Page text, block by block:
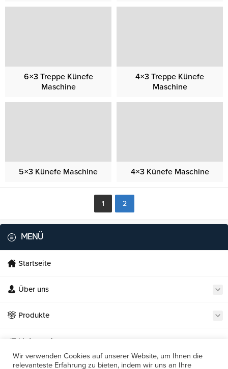
6×3 Treppe Künefe
Maschine
4×3 Treppe Künefe
Maschine
5×3 Künefe Maschine 4×3 Künefe Maschine
1 2
MENÜ
Startseite
Über uns
Produkte
Lieferservice
Unsere Restaurants
Wir verwenden Cookies auf unserer Website, um Ihnen die
relevanteste Erfahrung zu bieten, indem wir uns an Ihre